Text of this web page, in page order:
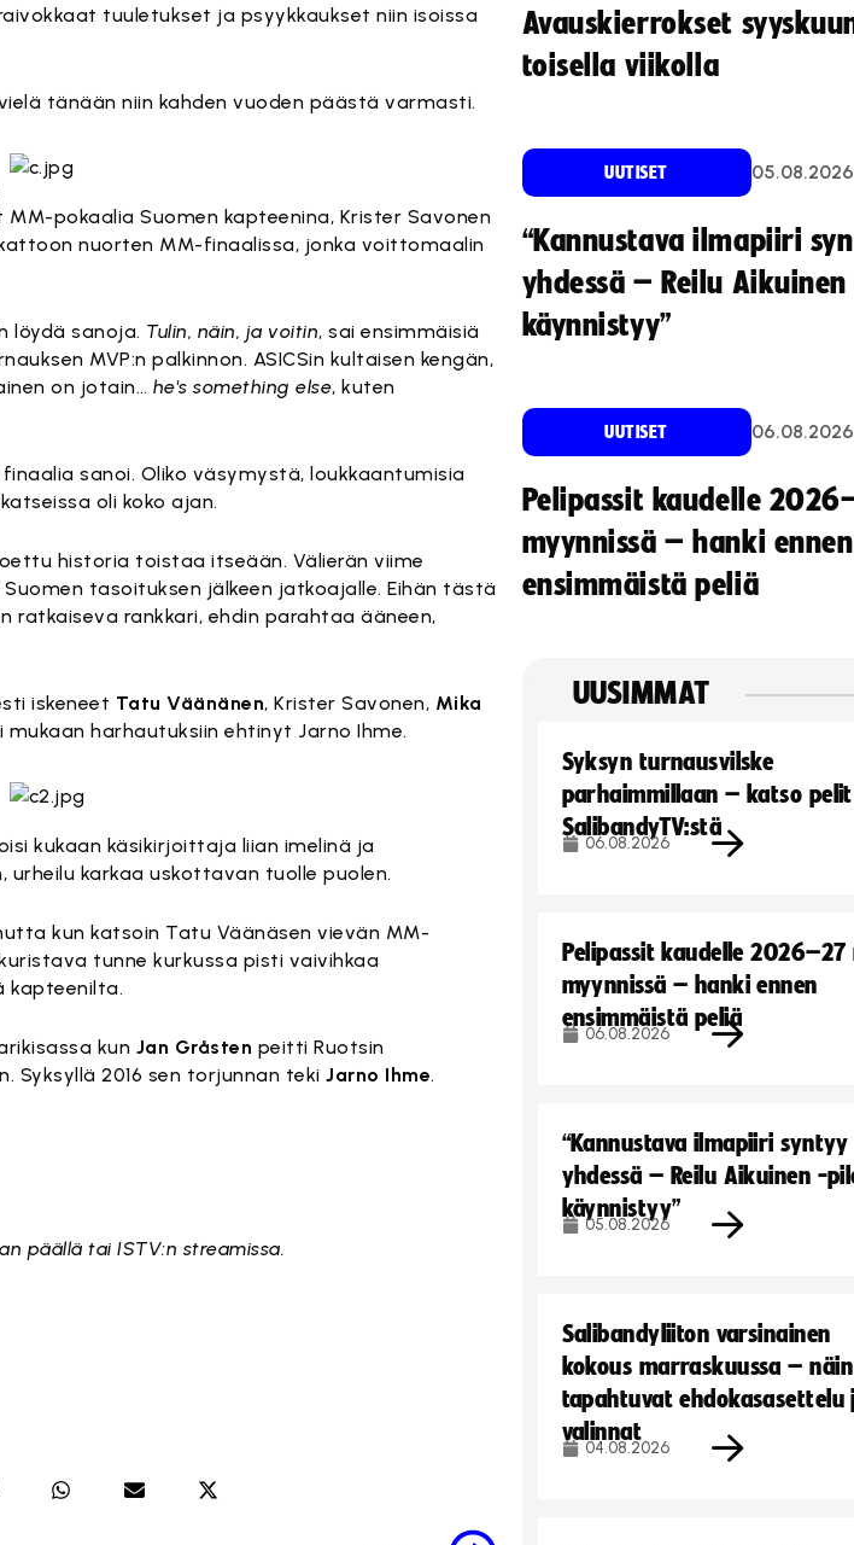
tuuletukset ja psyykkaukset niin isoissa
tänään niin kahden vuoden päästä varmasti.
pokaalia Suomen kapteenina, Krister Savonen
nuorten MM-finaalissa, jonka voittomaalin
löydä sanoja. Tulin, näin, ja voitin, sai ensimmäisiä
MVP:n palkinnon. ASICSin kultaisen kengän,
on jotain… he's something else, kuten
sanoi. Oliko väsymystä, loukkaantumisia
oli koko ajan.
historia toistaa itseään. Välierän viime
tasoituksen jälkeen jatkoajalle. Eihän tästä
ratkaiseva rankkari, ehdin parahtaa ääneen,
iskeneet Tatu Väänänen, Krister Savonen, Mika
harhautuksiin ehtinyt Jarno Ihme.
kukaan käsikirjoittaja liian imelinä ja
karkaa uskottavan tuolle puolen.
kun katsoin Tatu Väänäsen vievän MM-
tunne kurkussa pisti vaivihkaa
kapteenilta.
kun Jan Gråsten peitti Ruotsin
Syksyllä 2016 sen torjunnan tekiJarno Ihme.
päällä tai ISTV:n streamissa.
Avauskierrokset
toisella viikolla
UUTISET 05.08.2026
“Kannustava ilmapiiri
yhdessä – Reilu
käynnistyy”
UUTISET 06.08.2026
Pelipassit kaudelle
myynnissä – hanki ennen
ensimmäistä peliä
UUSIMMAT
Syksyn turnausvilske
parhaimmillaan – katso pelit
SalibandyTV:stä
06.08.2026
Pelipassit kaudelle
myynnissä – hanki ennen
ensimmäistä peliä
06.08.2026
“Kannustava ilmapiiri syntyy
yhdessä – Reilu Aikuinen -
käynnistyy”
05.08.2026
Salibandyliiton varsinainen
kokous marraskuussa – näin
tapahtuvat ehdokasasettelu
valinnat
04.08.2026